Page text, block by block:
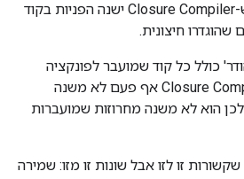
באופן דומה, יכול להיות ש-Closure Compiler ישנה הפניות בקוד
חיצונית.
כולל כל קוד שמועבר לפונקציה
כמחרוזת. ‫Closure Compiler אף פעם לא משנה
הוא לא משנה מחרוזות שמועברות
זו לזו אבל שונות זו מזו: שמירה